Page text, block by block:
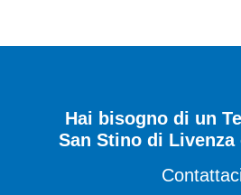
Hai bisogno di un
San Stino di Livenza